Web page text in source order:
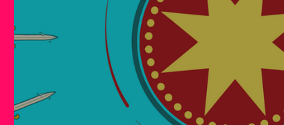
Festival di Sanremo Arte REPORT
Servizi offerti da WRI Halloween